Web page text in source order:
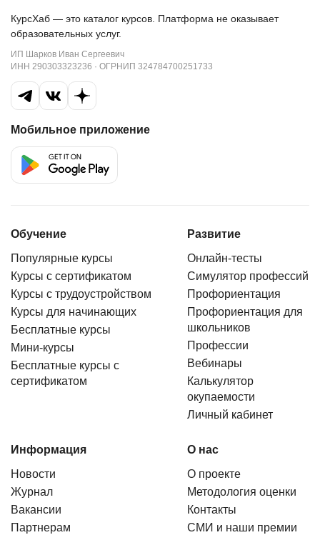
КурсХаб — это каталог курсов. Платформа не оказывает
образовательных услуг.
ИП Шарков Иван Сергеевич
ИНН 290303323236 · ОГРНИП 324784700251733
Мобильное приложение
Обучение
Популярные курсы
Курсы с сертификатом
Курсы с трудоустройством
Курсы для начинающих
Бесплатные курсы
Мини-курсы
Бесплатные курсы с
сертификатом
Развитие
Онлайн-тесты
Симулятор профессий
Профориентация
Профориентация для
школьников
Профессии
Вебинары
Калькулятор
окупаемости
Личный кабинет
Информация
Новости
Журнал
Вакансии
Партнерам
О нас
О проекте
Методология оценки
Контакты
СМИ и наши премии